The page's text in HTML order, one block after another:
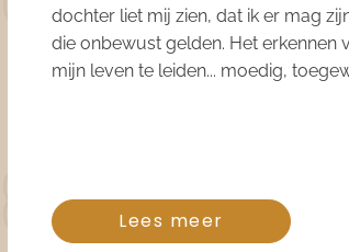
dochter liet mij zien, dat ik er mag
die onbewust gelden. Het
mijn leven te leiden... moedig,
Lees meer